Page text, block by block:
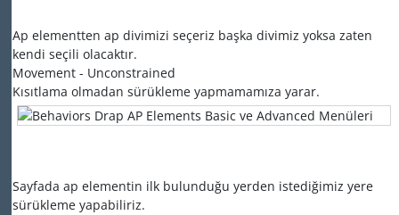
Ap elementten ap divimizi seçeriz başka divimiz yoksa zaten
kendi seçili olacaktır.
Movement - Unconstrained
Kısıtlama olmadan sürükleme yapmamamıza yarar.
Sayfada ap elementin ilk bulunduğu yerden istediğimiz yere
sürükleme yapabiliriz.